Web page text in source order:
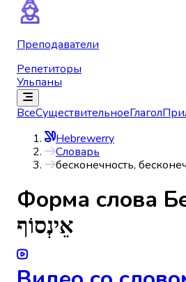
Преподаватели
Репетиторы
Ульпаны
ВсеСуществительноеГлагол
Hebrewerry
Словарь
бесконечность,
Форма слова
אֵינְסוֹף